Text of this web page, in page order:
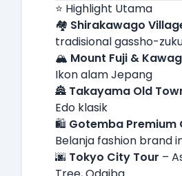
⭐ Highlight Utama
🏘️ Shirakawago
tradisional gassho-
🏔️ Mount Fuji &
Ikon alam Jepang
🏯 Takayama Old
Edo klasik
🛍️ Gotemba Premium
Belanja fashion brand
🌆 Tokyo City Tour –